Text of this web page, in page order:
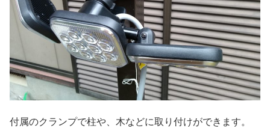
付属のクランプで柱や、木などに取り付けができます。